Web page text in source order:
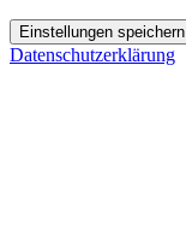
Einstellungen speichern
Datenschutzerklärung